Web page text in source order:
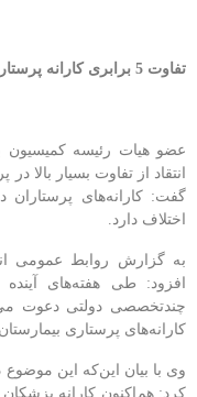
تفاوت 5 برابری کارانه پرستاران در بیمارستان‌ها
عضو هیات رئیسه
انتقاد از تفاوت بسیار
گفت: کارانه‌های پرستاران
اختلاف دارد.
به گزارش روابط عمومی
افزود: طی هفته‌های
چندتخصصی دولتی دعوت
کارانه‌های پرستاری
وی با بیان این‌که این
کرد: هم‌اکنون کارانه